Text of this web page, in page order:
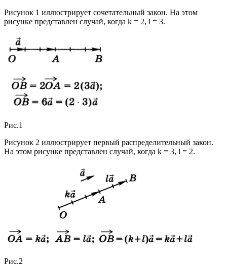
Рисунок 1 иллюстрирует сочетательный закон. На этом
рисунке представлен случай, когда k = 2, l = 3.
Рис.1
Рисунок 2 иллюстрирует первый распределительный закон.
На этом рисунке представлен случай, когда k = 3, l = 2.
Рис.2